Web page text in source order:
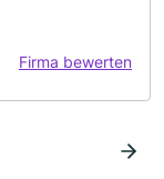
Firma bewerten